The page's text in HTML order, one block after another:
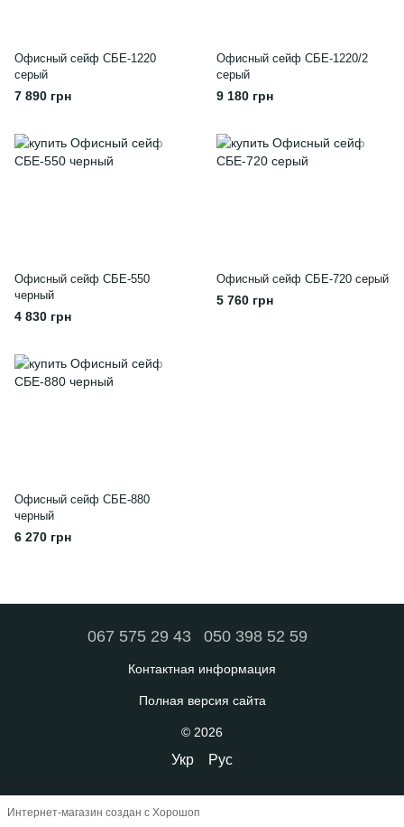
Офисный сейф СБЕ-1220
серый
7 890 грн
Офисный сейф СБЕ-1220/2
серый
9 180 грн
Офисный сейф СБЕ-550
черный
4 830 грн
Офисный сейф СБЕ-720 серый
5 760 грн
Офисный сейф СБЕ-880
черный
6 270 грн
067 575 29 43 050 398 52 59
Контактная информация
Полная версия сайта
© 2026
Укр Рус
Интернет-магазин создан с Хорошоп